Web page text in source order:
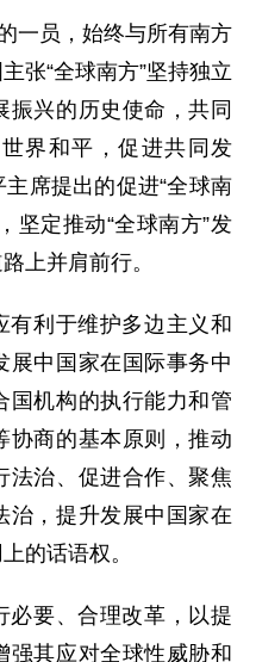
一员，始终与所有南方
张“全球南方”坚持独立
振兴的历史使命，共同
界和平，促进共同发
席提出的促进“全球南
坚定推动“全球南方”发
上并肩前行。
有利于维护多边主义和
展中国家在国际事务中
国机构的执行能力和管
协商的基本原则，推动
法治、促进合作、聚焦
治，提升发展中国家在
的话语权。
必要、合理改革，以提
强其应对全球性威胁和